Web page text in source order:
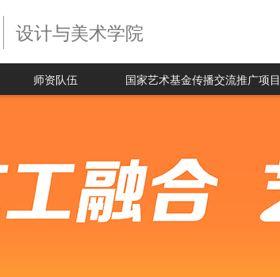
设计与美术学院
师资队伍 国家艺术基金传播交流推广项目